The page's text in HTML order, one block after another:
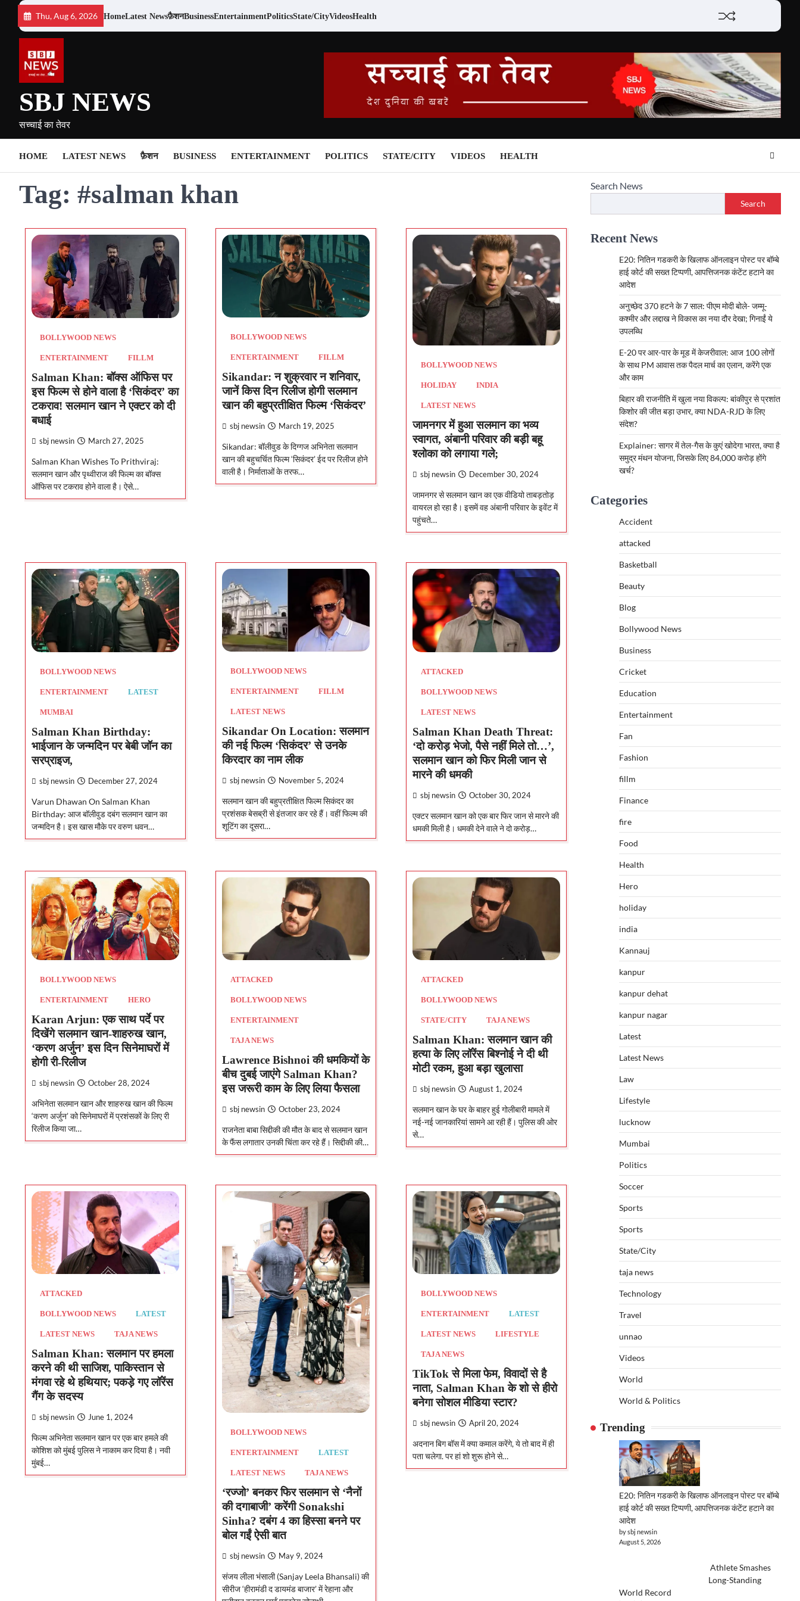
content
Thu, Aug 6, 2026 HomeLatest Newsफ़ैशनBusinessEntertainmentPoliticsState/CityVideosHealth
SBJ NEWS
सच्चाई का तेवर
HOME LATEST NEWS फ़ैशन BUSINESS ENTERTAINMENT POLITICS STATE/CITY VIDEOS HEALTH
Tag: #salman khan
BOLLYWOOD NEWS
ENTERTAINMENT FILLM
Salman Khan: बॉक्स ऑफिस पर
इस फिल्म से होने वाला है ‘सिकंदर’ का
टकराव! सलमान खान ने एक्टर को दी
बधाई
sbj newsin March 27, 2025
Salman Khan Wishes To Prithviraj:
सलमान खान और पृथ्वीराज की फिल्म का बॉक्स
ऑफिस पर टकराव होने वाला है। ऐसे…
BOLLYWOOD NEWS
ENTERTAINMENT FILLM
Sikandar: न शुक्रवार न शनिवार,
जानें किस दिन रिलीज होगी सलमान
खान की बहुप्रतीक्षित फिल्म ‘सिकंदर’
sbj newsin March 19, 2025
Sikandar: बॉलीवुड के दिग्गज अभिनेता सलमान
खान की बहुचर्चित फिल्म ‘सिकंदर’ ईद पर रिलीज होने
वाली है। निर्माताओं के तरफ…
BOLLYWOOD NEWS
HOLIDAY INDIA
LATEST NEWS
जामनगर में हुआ सलमान का भव्य
स्वागत, अंबानी परिवार की बड़ी बहू
श्लोका को लगाया गले;
sbj newsin December 30, 2024
जामनगर से सलमान खान का एक वीडियो ताबड़तोड़
वायरल हो रहा है। इसमें वह अंबानी परिवार के इवेंट में
पहुंचते…
BOLLYWOOD NEWS
ENTERTAINMENT LATEST
MUMBAI
Salman Khan Birthday:
भाईजान के जन्मदिन पर बेबी जॉन का
सरप्राइज,
sbj newsin December 27, 2024
Varun Dhawan On Salman Khan
Birthday: आज बॉलीवुड दबंग सलमान खान का
जन्मदिन है। इस खास मौके पर वरुण धवन…
BOLLYWOOD NEWS
ENTERTAINMENT FILLM
LATEST NEWS
Sikandar On Location: सलमान
की नई फिल्म ‘सिकंदर’ से उनके
किरदार का नाम लीक
sbj newsin November 5, 2024
सलमान खान की बहुप्रतीक्षित फिल्म सिकंदर का
प्रशंसक बेसब्री से इंतजार कर रहे हैं। वहीं फिल्म की
शूटिंग का दूसरा…
ATTACKED
BOLLYWOOD NEWS
LATEST NEWS
Salman Khan Death Threat:
‘दो करोड़ भेजो, पैसे नहीं मिले तो…’,
सलमान खान को फिर मिली जान से
मारने की धमकी
sbj newsin October 30, 2024
एक्टर सलमान खान को एक बार फिर जान से मारने की
धमकी मिली है। धमकी देने वाले ने दो करोड़…
BOLLYWOOD NEWS
ENTERTAINMENT HERO
Karan Arjun: एक साथ पर्दे पर
दिखेंगे सलमान खान-शाहरुख खान,
‘करण अर्जुन’ इस दिन सिनेमाघरों में
होगी री-रिलीज
sbj newsin October 28, 2024
अभिनेता सलमान खान और शाहरुख खान की फिल्म
‘करण अर्जुन’ को सिनेमाघरों में प्रशंसकों के लिए री
रिलीज किया जा…
ATTACKED
BOLLYWOOD NEWS
ENTERTAINMENT
TAJA NEWS
Lawrence Bishnoi की धमकियों के
बीच दुबई जाएंगे Salman Khan?
इस जरूरी काम के लिए लिया फैसला
sbj newsin October 23, 2024
राजनेता बाबा सिद्दीकी की मौत के बाद से सलमान खान
के फैंस लगातार उनकी चिंता कर रहे हैं। सिद्दीकी की…
ATTACKED
BOLLYWOOD NEWS
STATE/CITY TAJA NEWS
Salman Khan: सलमान खान की
हत्या के लिए लॉरेंस बिश्नोई ने दी थी
मोटी रकम, हुआ बड़ा खुलासा
sbj newsin August 1, 2024
सलमान खान के घर के बाहर हुई गोलीबारी मामले में
नई-नई जानकारियां सामने आ रही हैं। पुलिस की ओर
से…
ATTACKED
BOLLYWOOD NEWS LATEST
LATEST NEWS TAJA NEWS
Salman Khan: सलमान पर हमला
करने की थी साजिश, पाकिस्तान से
मंगवा रहे थे हथियार; पकड़े गए लॉरेंस
गैंग के सदस्य
sbj newsin June 1, 2024
फिल्म अभिनेता सलमान खान पर एक बार हमले की
कोशिश को मुंबई पुलिस ने नाकाम कर दिया है। नवी
मुंबई…
BOLLYWOOD NEWS
ENTERTAINMENT LATEST
LATEST NEWS TAJA NEWS
‘रज्जो’ बनकर फिर सलमान से ‘नैनों
की दगाबाजी’ करेंगी Sonakshi
Sinha? दबंग 4 का हिस्सा बनने पर
बोल गईं ऐसी बात
sbj newsin May 9, 2024
संजय लीला भंसाली (Sanjay Leela Bhansali) की
सीरीज ‘हीरामंडी द डायमंड बाजार’ में रेहाना और
BOLLYWOOD NEWS
ENTERTAINMENT LATEST
LATEST NEWS LIFESTYLE
TAJA NEWS
TikTok से मिला फेम, विवादों से है
नाता, Salman Khan के शो से हीरो
बनेगा सोशल मीडिया स्टार?
sbj newsin April 20, 2024
अदनान बिग बॉस में क्या कमाल करेंगे, ये तो बाद में ही
पता चलेगा. पर हां शो शुरू होने से…
Search News
Search
Recent News
E20: नितिन गडकरी के खिलाफ ऑनलाइन पोस्ट पर बॉम्बे
हाई कोर्ट की सख्त टिप्पणी, आपत्तिजनक कंटेंट हटाने का
आदेश
अनुच्छेद 370 हटने के 7 साल: पीएम मोदी बोले- जम्मू-
कश्मीर और लद्दाख ने विकास का नया दौर देखा; गिनाईं ये
उपलब्धि
E-20 पर आर-पार के मूड में केजरीवाल: आज 100 लोगों
के साथ PM आवास तक पैदल मार्च का एलान, करेंगे एक
और काम
बिहार की राजनीति में खुला नया विकल्प: बांकीपुर से प्रशांत
किशोर की जीत बड़ा उभार, क्या NDA-RJD के लिए
संदेश?
Explainer: सागर में तेल-गैस के कुएं खोदेगा भारत, क्या है
समुद्र मंथन योजना, जिसके लिए 84,000 करोड़ होंगे
खर्च?
Categories
Accident
attacked
Basketball
Beauty
Blog
Bollywood News
Business
Cricket
Education
Entertainment
Fan
Fashion
fillm
Finance
fire
Food
Health
Hero
holiday
india
Kannauj
kanpur
kanpur dehat
kanpur nagar
Latest
Latest News
Law
Lifestyle
lucknow
Mumbai
Politics
Soccer
Sports
Sports
State/City
taja news
Technology
Travel
unnao
Videos
World
World & Politics
Trending
E20: नितिन गडकरी के खिलाफ ऑनलाइन पोस्ट पर बॉम्बे
हाई कोर्ट की सख्त टिप्पणी, आपत्तिजनक कंटेंट हटाने का
आदेश
by sbj newsin
August 5, 2026
Athlete Smashes
Long-Standing
World Record